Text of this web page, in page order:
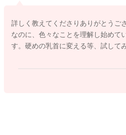
子さんは賢いので、おっぱいを嫌が
すぐにもらえるということを理解し
乳瓶は、顎の力を使わなくても楽に
く飲めないような、おっぱいに近い
と、次第におっぱいを飲める力もつ
でくれるようになる場合もあります
詳しく教えてくださりありがとうご
なのに、色々なことを理解し始めて
す。硬めの乳首に変える等、試して